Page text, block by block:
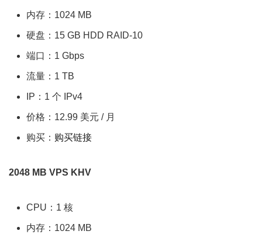
内存：1024 MB
硬盘：15 GB HDD RAID-10
端口：1 Gbps
流量：1 TB
IP：1 个 IPv4
价格：12.99 美元 / 月
购买： 购买链接
2048 MB VPS KHV
CPU：1 核
内存：1024 MB